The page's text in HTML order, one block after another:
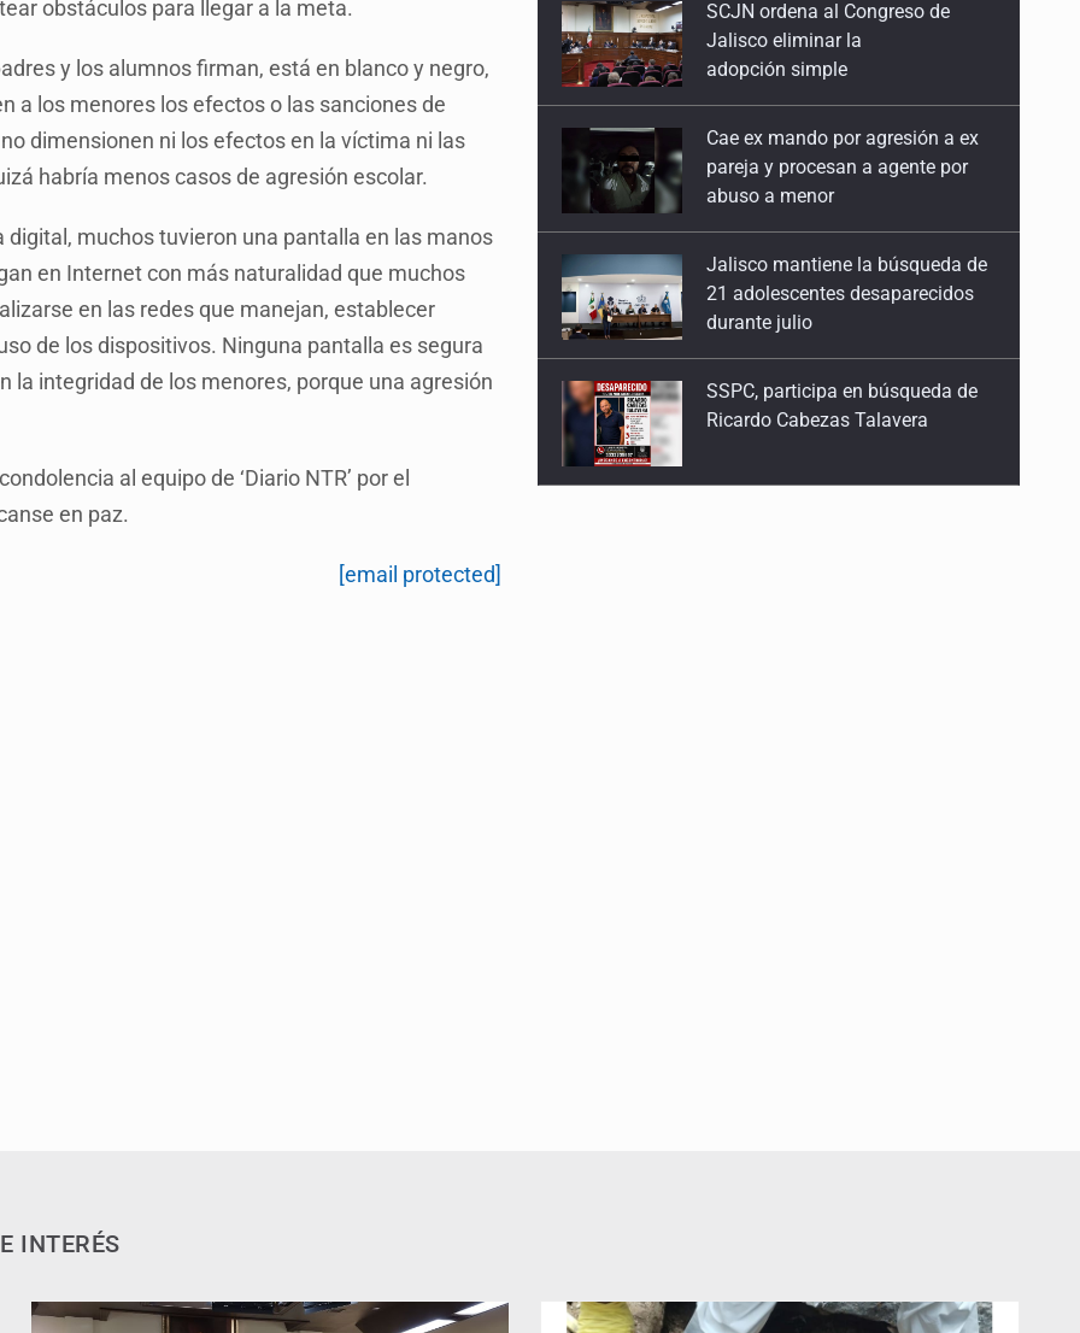
obstáculos para llegar a la meta.
y los alumnos firman, está en blanco y negro,
a los menores los efectos o las sanciones de
dimensionen ni los efectos en la víctima ni las
habría menos casos de agresión escolar.
muchos tuvieron una pantalla en las manos
en Internet con más naturalidad que muchos
en las redes que manejan, establecer
de los dispositivos. Ninguna pantalla es segura
la integridad de los menores, porque una agresión
al equipo de ‘Diario NTR’ por el
en paz.
[email protected]
20 de Abril de 2026
No es cuota, es historia
13 de Abril de 2026
La violencia que estamos criando
Discriminación desde el estrado
23 de Marzo de 2026
Los otros 364 días
9 de Marzo de 2026
SCJN ordena al Congreso de
Jalisco eliminar la
adopción simple
Cae ex mando por agresión a ex
pareja y procesan a agente por
abuso a menor
Jalisco mantiene la búsqueda de
21 adolescentes desaparecidos
durante julio
SSPC, participa en búsqueda de
Ricardo Cabezas Talavera
INTERÉS